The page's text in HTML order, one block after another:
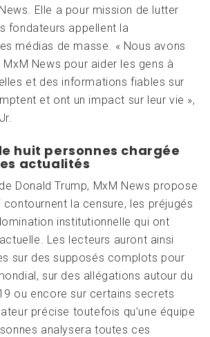
Elle a pour mission de lutter
fondateurs appellent la
médias de masse. « Nous avons
MxM News pour aider les gens à
et des informations fiables sur
et ont un impact sur leur vie »,
huit personnes chargée
actualités
Donald Trump, MxM News propose
contournent la censure, les préjugés
institutionnelle qui ont
Les lecteurs auront ainsi
sur des supposés complots pour
sur des allégations autour du
ou encore sur certains secrets
précise toutefois qu’une équipe
analysera toutes ces